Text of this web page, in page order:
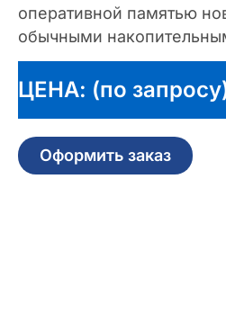
оперативной памятью
обычными
ЦЕНА: (по
Оформить заказ